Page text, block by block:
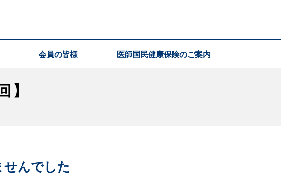
会員の皆様 医師国民健康保険のご案内
】
せんでした